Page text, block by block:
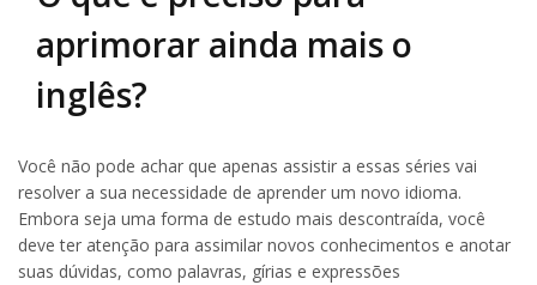
aprimorar ainda mais o
inglês?
Você não pode achar que apenas assistir a essas séries vai
resolver a sua necessidade de aprender um novo idioma.
Embora seja uma forma de estudo mais descontraída, você
deve ter atenção para assimilar novos conhecimentos e anotar
suas dúvidas, como palavras, gírias e expressões